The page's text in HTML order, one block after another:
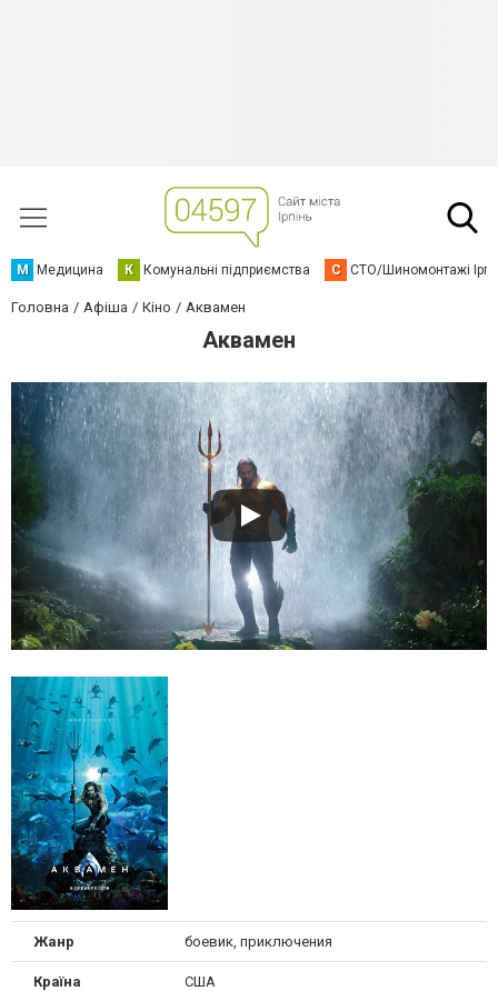
М Медицина К Комунальні підприємства С СТО/Шиномонтажі
Головна Афіша Кіно Аквамен
Аквамен
Жанр боевик, приключения
Країна США